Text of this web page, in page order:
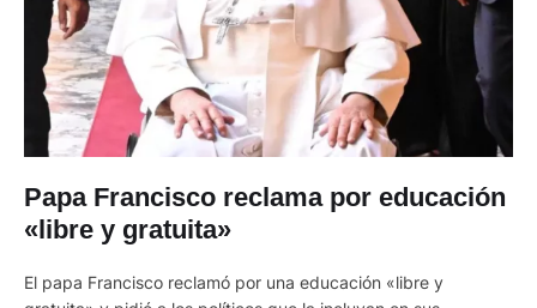
Papa Francisco reclama por educación
«libre y gratuita»
El papa Francisco reclamó por una educación «libre y